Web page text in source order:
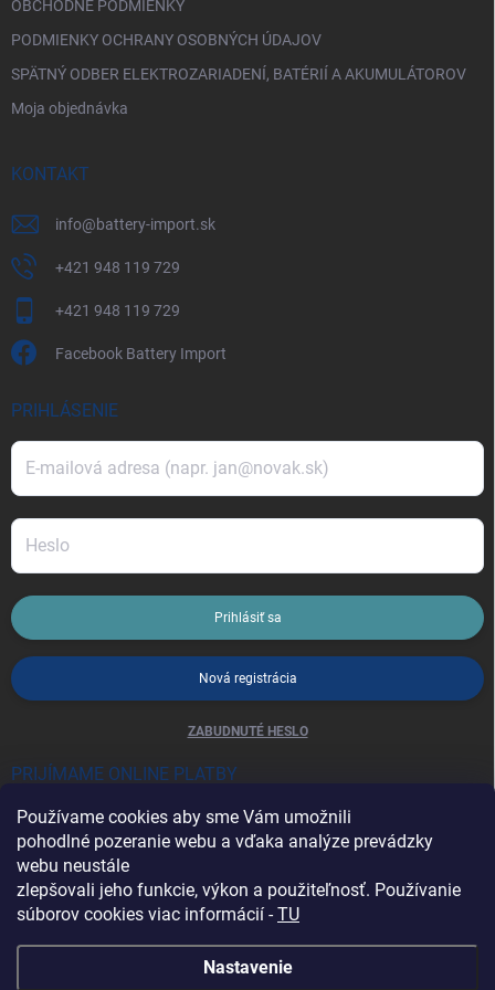
Používame cookies aby sme Vám umožnili
pohodlné pozeranie webu a vďaka analýze prevádzky
webu neustále
zlepšovali jeho funkcie, výkon a použiteľnosť. Používanie
súborov cookies viac informácií -TU
Nastavenie
OBCHODNÉ PODMIENKY
PODMIENKY OCHRANY OSOBNÝCH ÚDAJOV
SPÄTNÝ ODBER ELEKTROZARIADENÍ, BATÉRIÍ A AKUMULÁTOROV
Moja objednávka
KONTAKT
info@battery-import.sk
+421 948 119 729
+421 948 119 729
Facebook Battery Import
PRIHLÁSENIE
Prihlásiť sa
Nová registrácia
ZABUDNUTÉ HESLO
PRIJÍMAME ONLINE PLATBY
Heureka.sk